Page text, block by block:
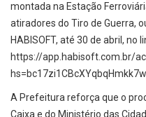
montada na Estação
atiradores do Tiro de Guerra,
HABISOFT, até 30 de abril, no
https://app.habisoft.com.br/
A Prefeitura reforça que o
Caixa e do Ministério das